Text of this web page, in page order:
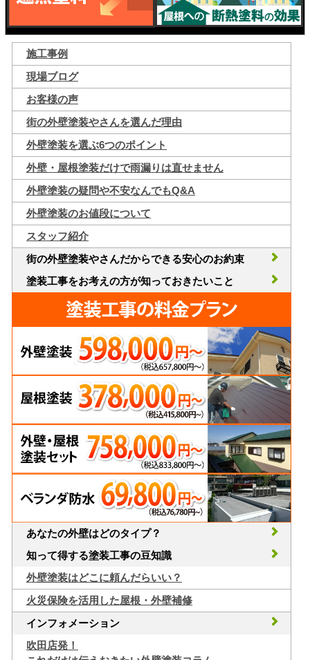
施工事例
現場ブログ
お客様の声
街の外壁塗装やさんを選んだ理由
外壁塗装を選ぶ6つのポイント
外壁・屋根塗装だけで雨漏りは直せません
外壁塗装の疑問や不安なんでもQ&A
外壁塗装のお値段について
スタッフ紹介
街の外壁塗装やさんだからできる安心のお約束
塗装工事をお考えの方が知っておきたいこと
あなたの外壁はどのタイプ？
知って得する塗装工事の豆知識
外壁塗装はどこに頼んだらいい？
火災保険を活用した屋根・外壁補修
インフォメーション
吹田店発！